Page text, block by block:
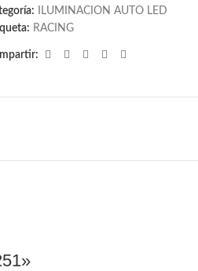
ILUMINACION AUTO LED
RACING